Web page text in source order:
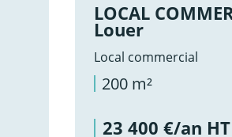
LOCAL
Louer
Local commercial
200 m²
23 400 €/an HT